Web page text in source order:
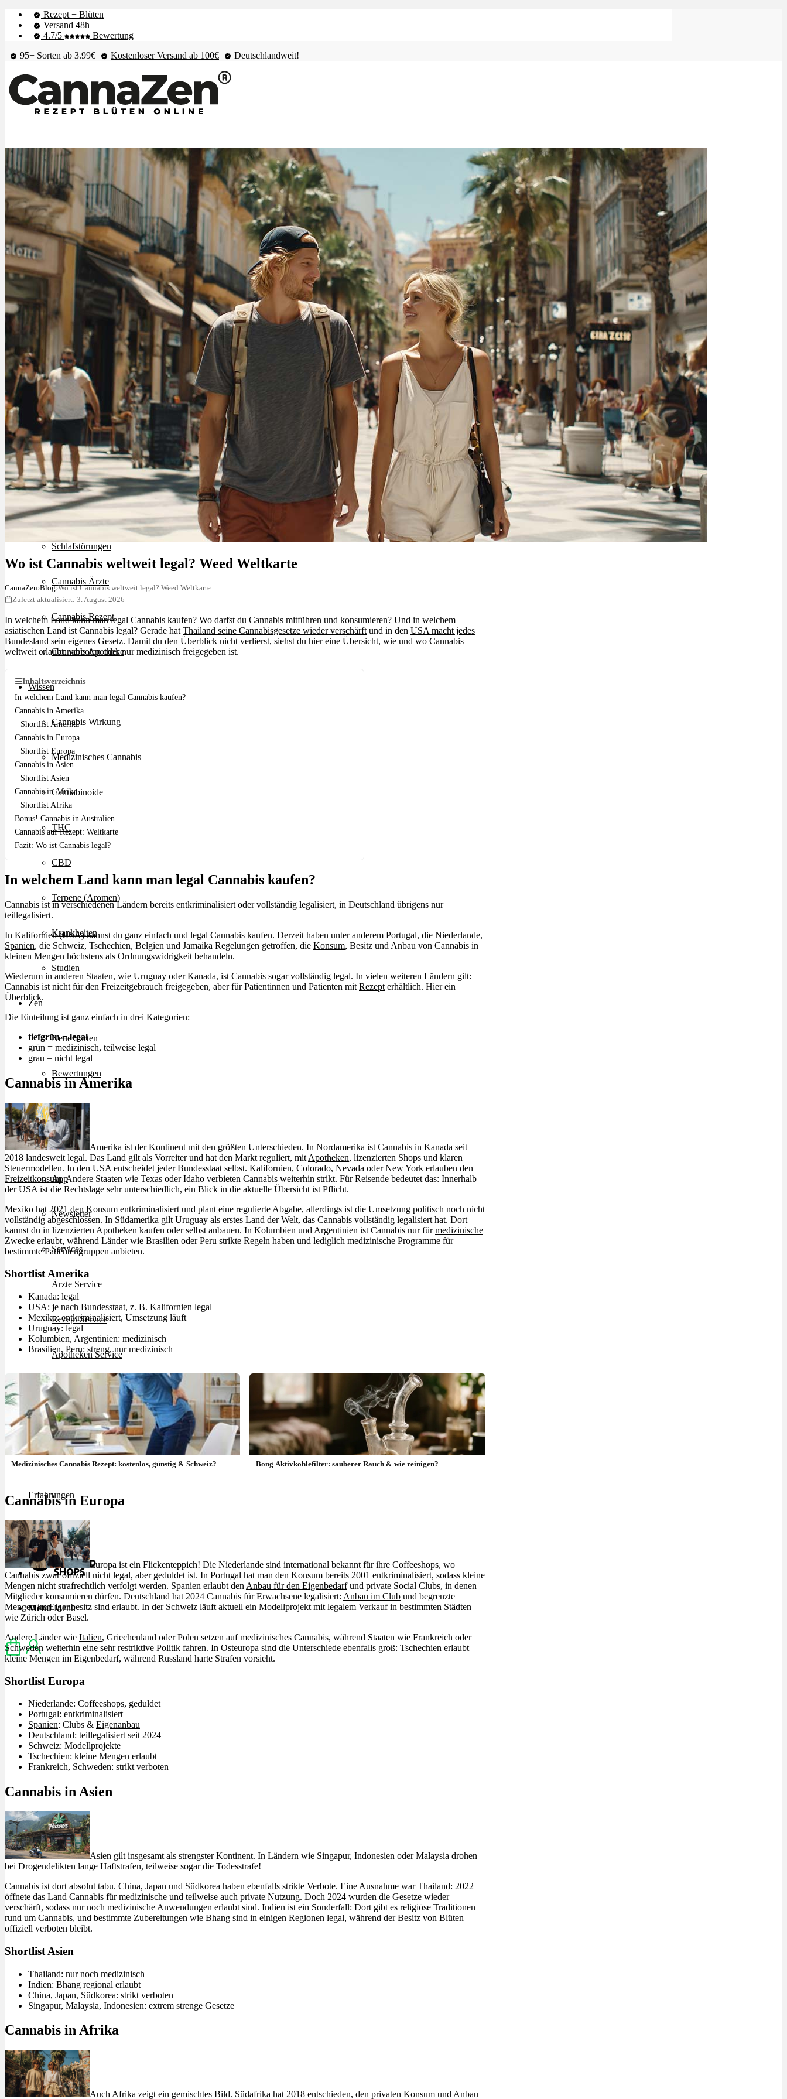
Rezept + Blüten
Versand 48h
4.7/5
Bewertung
95+ Sorten ab 3.99€
Kostenloser Versand ab 100€ Deutschlandweit!
Shop & Live-Bestand
Blüten
Extrakte
Ablauf
Therapien
Alle Krankheiten
Chronische Schmerzen
ADHS
Angststörungen
Chronische Migräne
Depressionen
Schlafstörungen
Cannabis Ärzte
Cannabis Rezept
Cannabis Apotheke
Wissen
Cannabis Wirkung
Medizinisches Cannabis
Cannabinoide
THC
CBD
Terpene (Aromen)
Krankheiten
Studien
Zen
Neue Sorten
Bewertungen
Hersteller
News
App
Newsletter
Services
Ärzte Service
Rezept Service
Apotheken Service
Lieferung
Cannabis Karte
Zen TV
Erfahrungen
Login
Menü Menü
Wo ist Cannabis weltweit legal? Weed Weltkarte
CannaZen›Blog›Wo ist Cannabis weltweit legal? Weed Weltkarte
Zuletzt aktualisiert: 3. August 2026
In welchem Land kann man legal Cannabis kaufen? Wo darfst du Cannabis mitführen und konsumieren? Und in welchem
asiatischen Land ist Cannabis legal? Gerade hat Thailand seine Cannabisgesetze wieder verschärft und in den USA macht jedes
Bundesland sein eigenes Gesetz. Damit du den Überblick nicht verlierst, siehst du hier eine Übersicht, wie und wo Cannabis
weltweit erlaubt, verboten oder nur medizinisch freigegeben ist.
☰Inhaltsverzeichnis
In welchem Land kann man legal Cannabis kaufen?
Cannabis in Amerika
Shortlist Amerika
Cannabis in Europa
Shortlist Europa
Cannabis in Asien
Shortlist Asien
Cannabis in Afrika
Shortlist Afrika
Bonus! Cannabis in Australien
Cannabis auf Rezept: Weltkarte
Fazit: Wo ist Cannabis legal?
In welchem Land kann man legal Cannabis kaufen?
Cannabis ist in verschiedenen Ländern bereits entkriminalisiert oder vollständig legalisiert, in Deutschland übrigens nur
teillegalisiert.
In Kalifornien (USA)kannst du ganz einfach und legal Cannabis kaufen. Derzeit haben unter anderem Portugal, die Niederlande,
Spanien, die Schweiz, Tschechien, Belgien und Jamaika Regelungen getroffen, die Konsum, Besitz und Anbau von Cannabis in
kleinen Mengen höchstens als Ordnungswidrigkeit behandeln.
Wiederum in anderen Staaten, wie Uruguay oder Kanada, ist Cannabis sogar vollständig legal. In vielen weiteren Ländern gilt:
Cannabis ist nicht für den Freizeitgebrauch freigegeben, aber für Patientinnen und Patienten mit Rezept erhältlich. Hier ein
Überblick.
Die Einteilung ist ganz einfach in drei Kategorien:
tiefgrün = legal
grün = medizinisch, teilweise legal
grau = nicht legal
Cannabis in Amerika
Amerika ist der Kontinent mit den größten Unterschieden. In Nordamerika ist Cannabis in Kanada seit
2018 landesweit legal. Das Land gilt als Vorreiter und hat den Markt reguliert, mit Apotheken, lizenzierten Shops und klaren
Steuermodellen. In den USA entscheidet jeder Bundesstaat selbst. Kalifornien, Colorado, Nevada oder New York erlauben den
Freizeitkonsum. Andere Staaten wie Texas oder Idaho verbieten Cannabis weiterhin strikt. Für Reisende bedeutet das: Innerhalb
der USA ist die Rechtslage sehr unterschiedlich, ein Blick in die aktuelle Übersicht ist Pflicht.
Mexiko hat 2021 den Konsum entkriminalisiert und plant eine regulierte Abgabe, allerdings ist die Umsetzung politisch noch nicht
vollständig abgeschlossen. In Südamerika gilt Uruguay als erstes Land der Welt, das Cannabis vollständig legalisiert hat. Dort
kannst du in lizenzierten Apotheken kaufen oder selbst anbauen. In Kolumbien und Argentinien ist Cannabis nur fürmedizinische
Zwecke erlaubt, während Länder wie Brasilien oder Peru strikte Regeln haben und lediglich medizinische Programme für
bestimmte Patientengruppen anbieten.
Shortlist Amerika
Kanada: legal
USA: je nach Bundesstaat, z. B. Kalifornien legal
Mexiko: entkriminalisiert, Umsetzung läuft
Uruguay: legal
Kolumbien, Argentinien: medizinisch
Brasilien, Peru: streng, nur medizinisch
Medizinisches Cannabis Rezept: kostenlos, günstig & Schweiz? Bong Aktivkohlefilter: sauberer Rauch & wie reinigen?
Cannabis in Europa
Europa ist ein Flickenteppich! Die Niederlande sind international bekannt für ihre Coffeeshops, wo
Cannabis zwar offiziell nicht legal, aber geduldet ist. In Portugal hat man den Konsum bereits 2001 entkriminalisiert, sodass kleine
Mengen nicht strafrechtlich verfolgt werden. Spanien erlaubt den Anbau für den Eigenbedarfund private Social Clubs, in denen
Mitglieder konsumieren dürfen. Deutschland hat 2024 Cannabis für Erwachsene legalisiert: Anbau im Club und begrenzte
Mengen im Eigenbesitz sind erlaubt. In der Schweiz läuft aktuell ein Modellprojekt mit legalem Verkauf in bestimmten Städten
wie Zürich oder Basel.
Andere Länder wie Italien, Griechenland oder Polen setzen auf medizinisches Cannabis, während Staaten wie Frankreich oder
Schweden weiterhin eine sehr restriktive Politik fahren. In Osteuropa sind die Unterschiede ebenfalls groß: Tschechien erlaubt
kleine Mengen im Eigenbedarf, während Russland harte Strafen vorsieht.
Shortlist Europa
Niederlande: Coffeeshops, geduldet
Portugal: entkriminalisiert
Spanien: Clubs & Eigenanbau
Deutschland: teillegalisiert seit 2024
Schweiz: Modellprojekte
Tschechien: kleine Mengen erlaubt
Frankreich, Schweden: strikt verboten
Cannabis in Asien
Asien gilt insgesamt als strengster Kontinent. In Ländern wie Singapur, Indonesien oder Malaysia drohen
bei Drogendelikten lange Haftstrafen, teilweise sogar die Todesstrafe!
Cannabis ist dort absolut tabu. China, Japan und Südkorea haben ebenfalls strikte Verbote. Eine Ausnahme war Thailand: 2022
öffnete das Land Cannabis für medizinische und teilweise auch private Nutzung. Doch 2024 wurden die Gesetze wieder
verschärft, sodass nur noch medizinische Anwendungen erlaubt sind. Indien ist ein Sonderfall: Dort gibt es religiöse Traditionen
rund um Cannabis, und bestimmte Zubereitungen wie Bhang sind in einigen Regionen legal, während der Besitz von Blüten
offiziell verboten bleibt.
Shortlist Asien
Thailand: nur noch medizinisch
Indien: Bhang regional erlaubt
China, Japan, Südkorea: strikt verboten
Singapur, Malaysia, Indonesien: extrem strenge Gesetze
Cannabis in Afrika
Auch Afrika zeigt ein gemischtes Bild. Südafrika hat 2018 entschieden, den privaten Konsum und Anbau